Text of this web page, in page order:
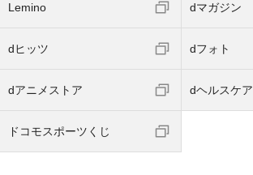
Lemino dマガジン
dヒッツ dフォト
dアニメストア dヘルスケア
ドコモスポーツくじ